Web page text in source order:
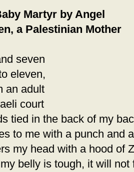
Martyr by Angel
a Palestinian Mother
seven
eleven,
an adult
court
tied in the back of my
to me with a punch and
my head with a hood of
belly is tough, it will not